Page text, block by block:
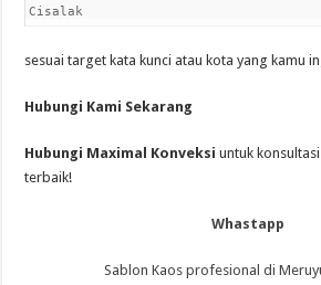
Cisalak
sesuai target kata kunci atau kota yang kamu
Hubungi Kami Sekarang
Hubungi Maximal Konveksi untuk
terbaik!
Whastapp
Sablon Kaos profesional di